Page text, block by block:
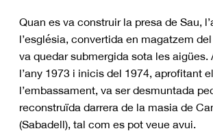
Quan es va construir la presa de Sau,
l’església, convertida en magatzem
va quedar submergida sota les aigües.
l’any 1973 i inicis del 1974, aprofitant
l’embassament, va ser desmuntada
reconstruïda darrera de la masia de
(Sabadell), tal com es pot veue avui.